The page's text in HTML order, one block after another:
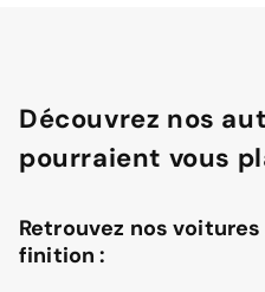
Découvrez nos
pourraient vous
Retrouvez nos
finition :